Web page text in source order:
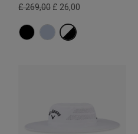
£ 269,00 £ 26,00